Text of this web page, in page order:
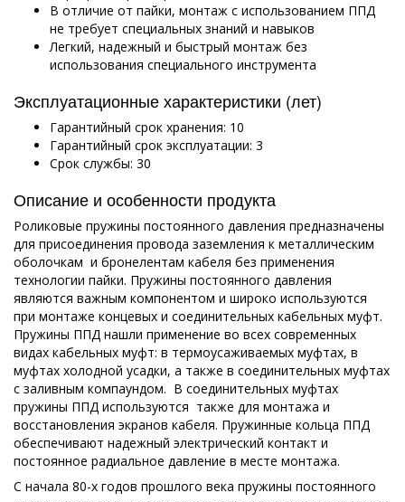
В отличие от пайки, монтаж с использованием ППД
не требует специальных знаний и навыков
Легкий, надежный и быстрый монтаж без
использования специального инструмента
Эксплуатационные характеристики (лет)
Гарантийный срок хранения: 10
Гарантийный срок эксплуатации: 3
Срок службы: 30
Описание и особенности продукта
Роликовые пружины постоянного давления предназначены
для присоединения провода заземления к металлическим
оболочкам и бронелентам кабеля без применения
технологии пайки. Пружины постоянного давления
являются важным компонентом и широко используются
при монтаже концевых и соединительных кабельных муфт.
Пружины ППД нашли применение во всех современных
видах кабельных муфт: в термоусаживаемых муфтах, в
муфтах холодной усадки, а также в соединительных муфтах
с заливным компаундом. В соединительных муфтах
пружины ППД используются также для монтажа и
восстановления экранов кабеля. Пружинные кольца ППД
обеспечивают надежный электрический контакт и
постоянное радиальное давление в месте монтажа.
С начала 80-х годов прошлого века пружины постоянного